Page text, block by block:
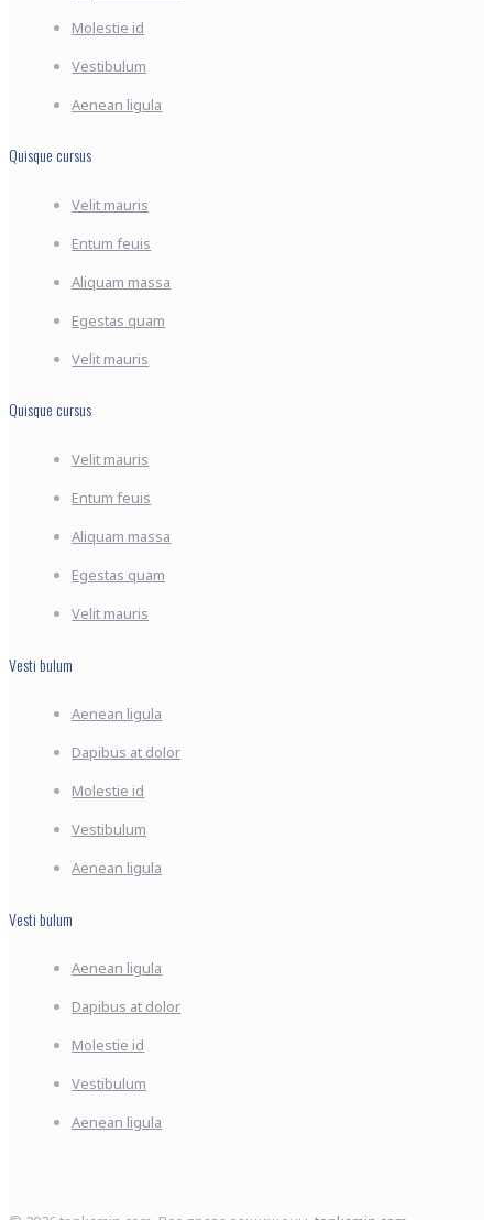
Molestie id
Vestibulum
Aenean ligula
Quisque cursus
Velit mauris
Entum feuis
Aliquam massa
Egestas quam
Velit mauris
Quisque cursus
Velit mauris
Entum feuis
Aliquam massa
Egestas quam
Velit mauris
Vesti bulum
Aenean ligula
Dapibus at dolor
Molestie id
Vestibulum
Aenean ligula
Vesti bulum
Aenean ligula
Dapibus at dolor
Molestie id
Vestibulum
Aenean ligula